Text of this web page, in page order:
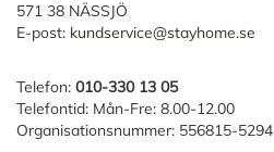
571 38 NÄSSJÖ
E-post: kundservice@stayhome.se
Telefon: 010-330 13 05
Telefontid: Mån-Fre: 8.00-12.00
Organisationsnummer: 556815-5294